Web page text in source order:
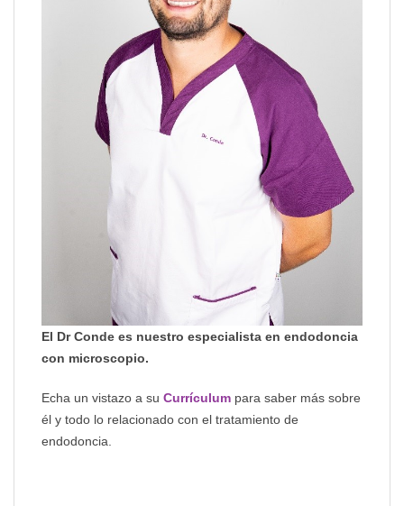
El Dr Conde es nuestro especialista en endodoncia
con microscopio.
Echa un vistazo a su Currículum para saber más sobre
él y todo lo relacionado con el tratamiento de
endodoncia.